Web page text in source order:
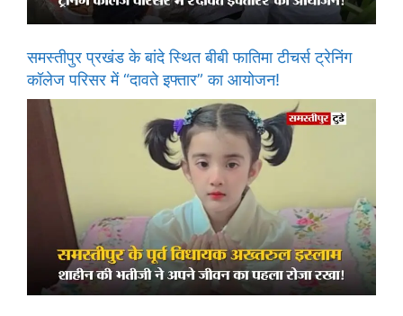
समस्तीपुर प्रखंड के बांदे स्थित बीबी फातिमा टीचर्स ट्रेनिंग
कॉलेज परिसर में “दावते इफ्तार” का आयोजन!